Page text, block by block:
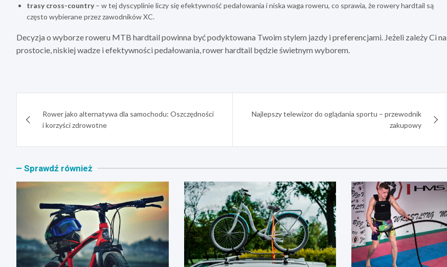
trasy cross-country– w tej dyscyplinie liczy się efektywność pedałowania i niska waga roweru, co sprawia, że rowery hardtail są
często wybierane przez zawodników XC.
Decyzja o wyborze roweru MTB hardtail powinna być podyktowana Twoim stylem jazdy i preferencjami. Jeżeli zależy Ci na
prostocie, niskiej wadze i efektywności pedałowania, rower hardtail będzie świetnym wyborem.
wpisuRower jako alternatywa dla samochodu: Oszczędności
i korzyści zdrowotne
Najlepszy telewizor do oglądania sportu – przewodnik
zakupowy
Sprawdź również